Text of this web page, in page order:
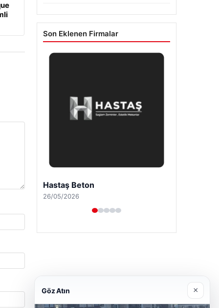
Son Eklenen Firmalar
Enes Kaplan Avukatlık Bürosu
28/04/2026
Göz Atın ×